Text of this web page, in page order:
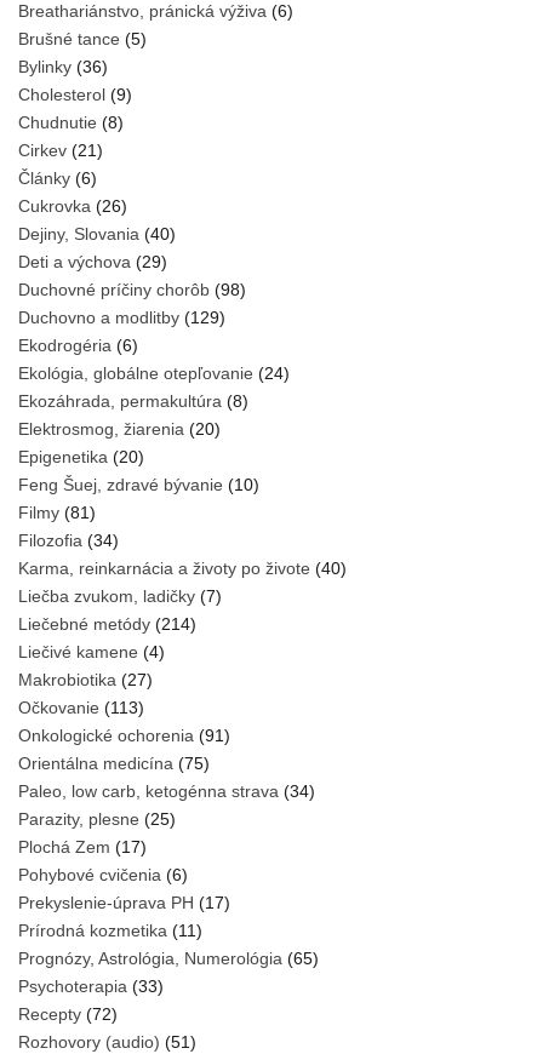
Breathariánstvo, pránická výživa (6)
Brušné tance (5)
Bylinky (36)
Cholesterol (9)
Chudnutie (8)
Cirkev (21)
Články (6)
Cukrovka (26)
Dejiny, Slovania (40)
Deti a výchova (29)
Duchovné príčiny chorôb (98)
Duchovno a modlitby (129)
Ekodrogéria (6)
Ekológia, globálne otepľovanie (24)
Ekozáhrada, permakultúra (8)
Elektrosmog, žiarenia (20)
Epigenetika (20)
Feng Šuej, zdravé bývanie (10)
Filmy (81)
Filozofia (34)
Karma, reinkarnácia a životy po živote (40)
Liečba zvukom, ladičky (7)
Liečebné metódy (214)
Liečivé kamene (4)
Makrobiotika (27)
Očkovanie (113)
Onkologické ochorenia (91)
Orientálna medicína (75)
Paleo, low carb, ketogénna strava (34)
Parazity, plesne (25)
Plochá Zem (17)
Pohybové cvičenia (6)
Prekyslenie-úprava PH (17)
Prírodná kozmetika (11)
Prognózy, Astrológia, Numerológia (65)
Psychoterapia (33)
Recepty (72)
Rozhovory (audio) (51)